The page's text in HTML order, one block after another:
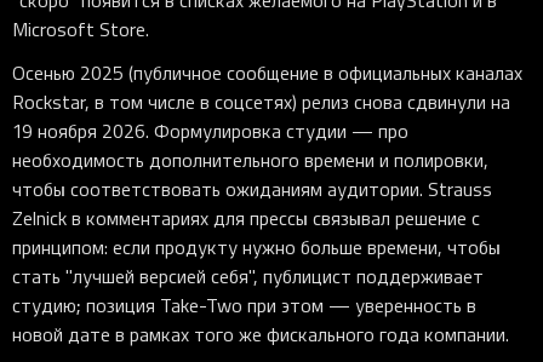
Microsoft Store.
Осенью 2025 (публичное сообщение в официальных каналах
Rockstar, в том числе в соцсетях) релиз снова сдвинули на
19 ноября 2026. Формулировка студии — про
необходимость дополнительного времени и полировки,
чтобы соответствовать ожиданиям аудитории. Strauss
Zelnick в комментариях для прессы связывал решение с
принципом: если продукту нужно больше времени, чтобы
стать "лучшей версией себя", публицист поддерживает
студию; позиция Take-Two при этом — уверенность в
новой дате в рамках того же фискального года компании.